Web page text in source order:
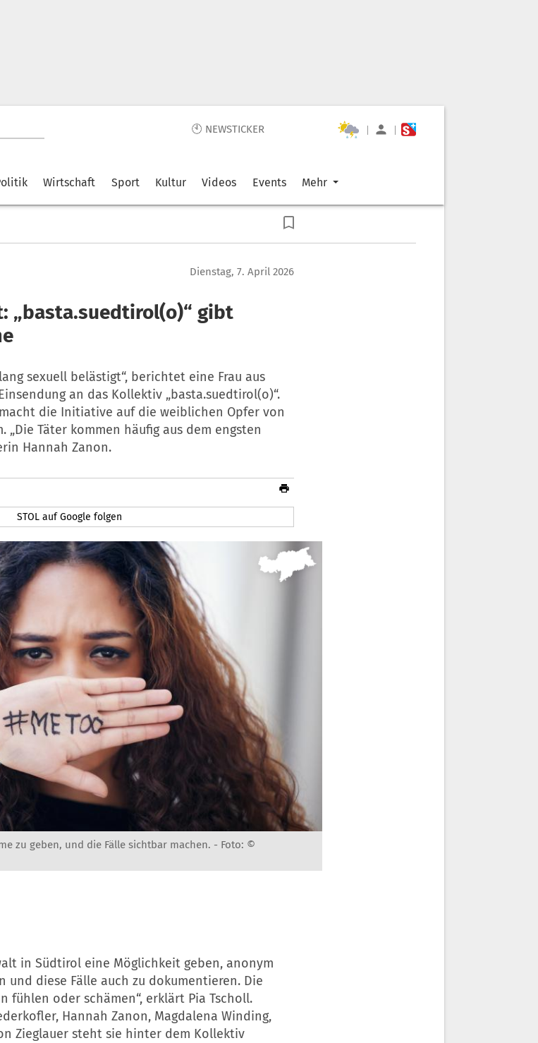
🕙 NEWSTICKER | |
Wirtschaft Sport Kultur Videos Events Mehr
Dienstag, 7. April 2026
„basta.suedtirol(o)“ gibt
sexuell belästigt“, berichtet eine Frau aus
an das Kollektiv „basta.suedtirol(o)“.
die Initiative auf die weiblichen Opfer von
„Die Täter kommen häufig aus dem engsten
Hannah Zanon.
STOL auf Google folgen
zu geben, und die Fälle sichtbar machen. - Foto: ©
in Südtirol eine Möglichkeit geben, anonym
und diese Fälle auch zu dokumentieren. Die
fühlen oder schämen“, erklärt Pia Tscholl.
Hannah Zanon, Magdalena Winding,
Zieglauer steht sie hinter dem Kollektiv